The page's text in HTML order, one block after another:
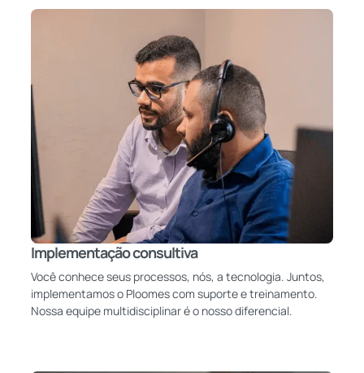
Implementação consultiva
Você conhece seus processos, nós, a tecnologia. Juntos,
implementamos o Ploomes com suporte e treinamento.
Nossa equipe multidisciplinar é o nosso diferencial.